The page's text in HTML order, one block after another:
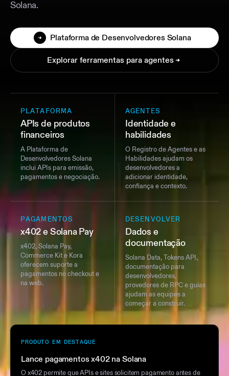
Solana.
Plataforma de Desenvolvedores Solana
Explorar ferramentas para agentes
PLATAFORMA
APIs de produtos
financeiros
A Plataforma de
Desenvolvedores Solana
inclui APIs para emissão,
pagamentos e negociação.
AGENTES
Identidade e
habilidades
O Registro de Agentes e as
Habilidades ajudam os
desenvolvedores a
adicionar identidade,
confiança e contexto.
PAGAMENTOS
x402 e Solana Pay
x402, Solana Pay,
Commerce Kit e Kora
oferecem suporte a
pagamentos no checkout e
na web.
DESENVOLVER
Dados e
documentação
Solana Data, Tokens API,
documentação para
desenvolvedores,
provedores de RPC e guias
ajudam as equipes a
começar a construir.
PRODUTO EM DESTAQUE
Lance pagamentos x402 na Solana
O x402 permite que APIs e sites solicitem pagamento antes de